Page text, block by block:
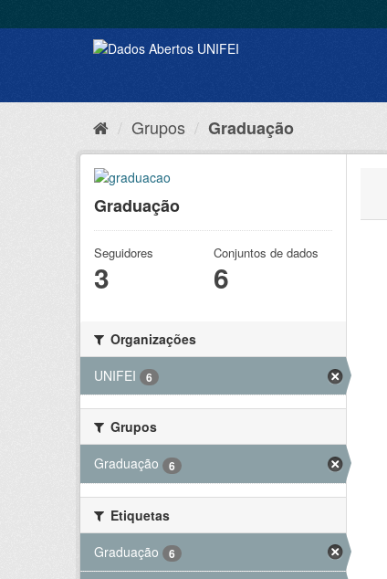
Grupos Graduação
Graduação
Seguidores
3
Conjuntos de dados
6
Organizações
UNIFEI
6
Grupos
Graduação
6
Etiquetas
Graduação
6